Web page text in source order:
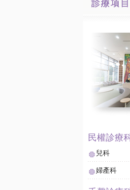
兒科
婦產科